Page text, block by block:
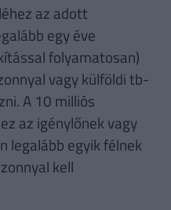
az adott
egy éve
folyamatosan)
vagy külföldi tb-
A 10 milliós
az igénylőnek vagy
legalább egyik félnek
kell